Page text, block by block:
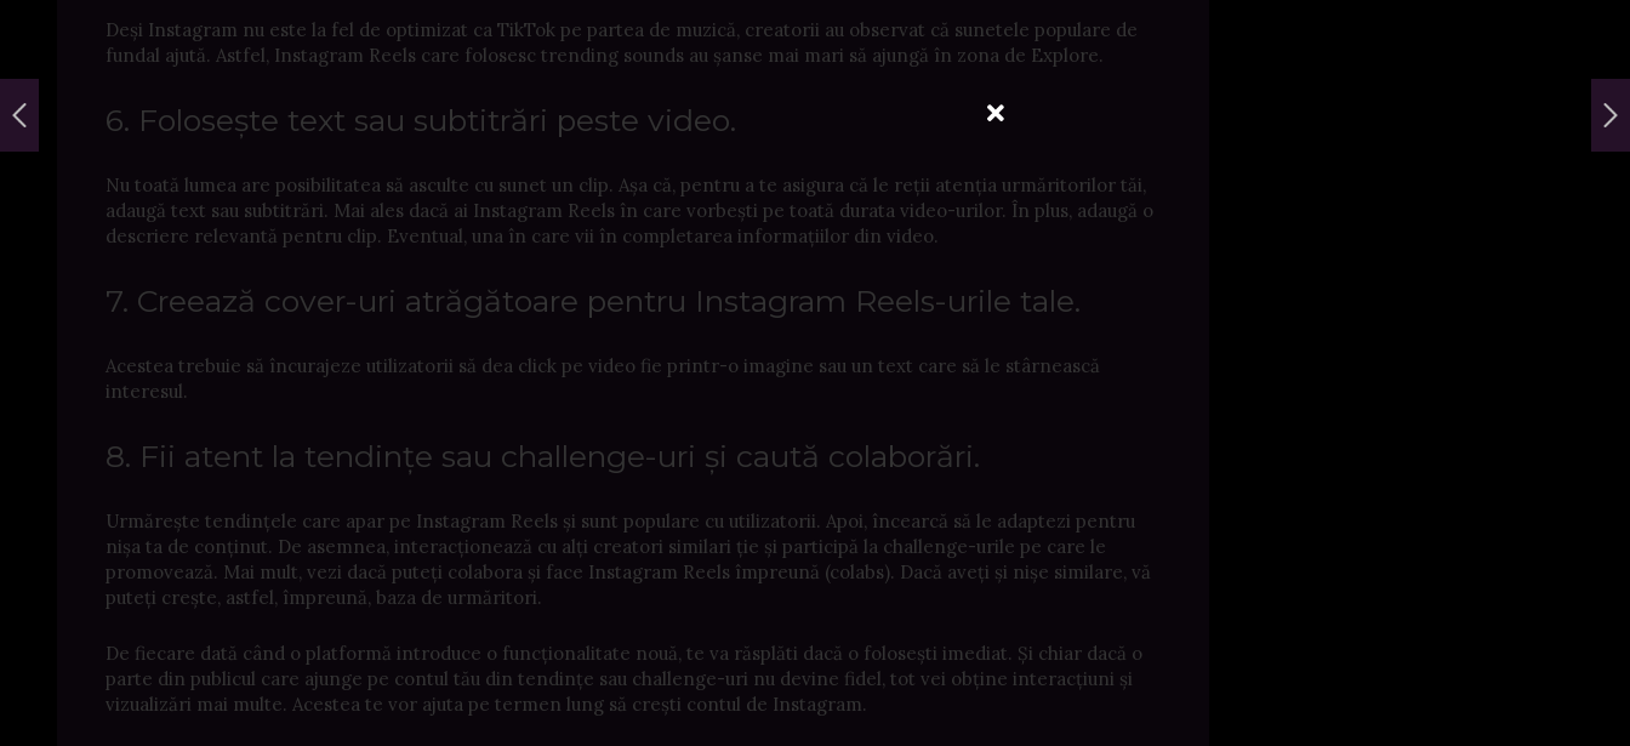
Deși Instagram nu este la fel de optimizat ca TikTok pe partea de muzică, creatorii au observat că sunetele populare de
fundal ajută. Astfel, Instagram Reels care folosesc trending sounds au șanse mai mari să ajungă în zona de Explore.
6. Folosește text sau subtitrări peste video.
Nu toată lumea are posibilitatea să asculte cu sunet un clip. Așa că, pentru a te asigura că le reții atenția urmăritorilor tăi,
adaugă text sau subtitrări. Mai ales dacă ai Instagram Reels în care vorbești pe toată durata video-urilor. În plus, adaugă o
descriere relevantă pentru clip. Eventual, una în care vii în completarea informațiilor din video.
7. Creează cover-uri atrăgătoare pentru Instagram Reels-urile tale.
Acestea trebuie să încurajeze utilizatorii să dea click pe video fie printr-o imagine sau un text care să le stârnească
interesul.
8. Fii atent la tendințe sau challenge-uri și caută colaborări.
Urmărește tendințele care apar pe Instagram Reels și sunt populare cu utilizatorii. Apoi, încearcă să le adaptezi pentru
nișa ta de conținut. De asemnea, interacționează cu alți creatori similari ție și participă la challenge-urile pe care le
promovează. Mai mult, vezi dacă puteți colabora și face Instagram Reels împreună (colabs). Dacă aveți și nișe similare, vă
puteți crește, astfel, împreună, baza de urmăritori.
De fiecare dată când o platformă introduce o funcționalitate nouă, te va răsplăti dacă o folosești imediat. Și chiar dacă o
parte din publicul care ajunge pe contul tău din tendințe sau challenge-uri nu devine fidel, tot vei obține interacțiuni și
vizualizări mai multe. Acestea te vor ajuta pe termen lung să crești contul de Instagram.